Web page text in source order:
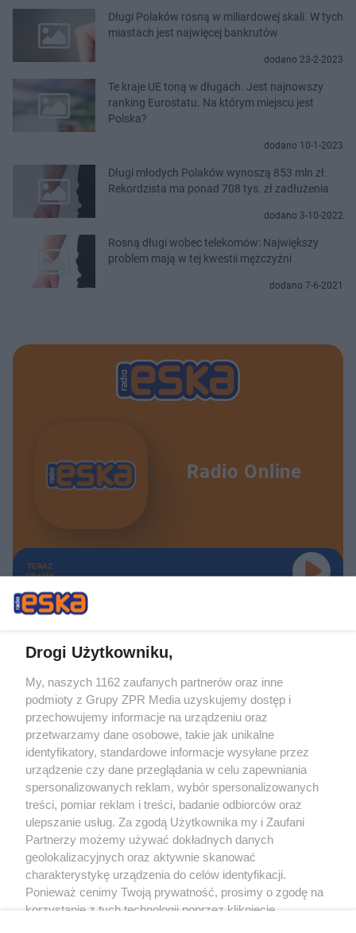
Długi Polaków rosną w miliardowej skali. W tych
miastach jest najwięcej bankrutów
dodano 23-2-2023
Te kraje UE toną w długach. Jest najnowszy
ranking Eurostatu. Na którym miejscu jest
Polska?
dodano 10-1-2023
Długi młodych Polaków wynoszą 853 mln zł.
Rekordzista ma ponad 708 tys. zł zadłużenia
dodano 3-10-2022
Rosną długi wobec telekomów: Największy
problem mają w tej kwestii mężczyźni
dodano 7-6-2021
Radio Online
TERAZ
GRAMY
Żaden utwór zamieszczony w serwisie nie może być powielany i
rozpowszechniany lub dalej rozpowszechniany w jakikolwiek sposób (w
tym także elektroniczny lub mechaniczny) na jakimkolwiek polu
eksploatacji w jakiejkolwiek formie, włącznie z umieszczaniem w Internecie
bez pisemnej zgody właściciela praw. Jakiekolwiek użycie lub
wykorzystanie utworów w całości lub w części z naruszeniem prawa, tzn.
bez właściwej zgody, jest zabronione pod groźbą kary i może być ścigane
prawnie.
O nas
Drogi Użytkowniku,
My, naszych 1162 zaufanych partnerów oraz inne
podmioty z Grupy ZPR Media uzyskujemy dostęp i
przechowujemy informacje na urządzeniu oraz
przetwarzamy dane osobowe, takie jak unikalne
identyfikatory, standardowe informacje wysyłane przez
urządzenie czy dane przeglądania w celu zapewniania
spersonalizowanych reklam, wybór spersonalizowanych
treści, pomiar reklam i treści, badanie odbiorców oraz
ulepszanie usług. Za zgodą Użytkownika my i Zaufani
Partnerzy możemy używać dokładnych danych
geolokalizacyjnych oraz aktywnie skanować
charakterystykę urządzenia do celów identyfikacji.
Ponieważ cenimy Twoją prywatność, prosimy o zgodę na
korzystanie z tych technologii poprzez kliknięcie